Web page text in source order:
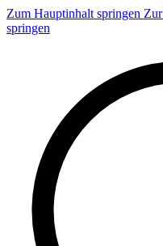
Zum Hauptinhalt springen
springen